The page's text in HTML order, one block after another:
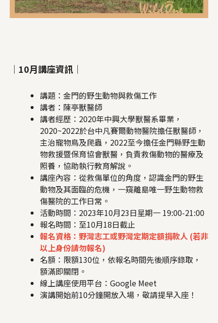
｜10月講座資訊｜
講題：金門的野生動物與救傷工作
講者：陳亭獸醫師
講者經歷：2020年中興大學獸醫系畢業，
2020~2022於台中凡賽爾動物醫院擔任獸醫師，
主治寵物鳥及爬蟲，2022至今擔任金門縣野生動
物救援暨保育協會獸醫，負責救傷動物的醫療及
照養，協助執行教育解說。
講座內容：從救傷單位的角度，認識金門的野生
動物及其面臨的危機，一窺離島唯一野生動物救
傷醫院的工作日常。
活動時間：2023年10月23日星期一 19:00-21:00
報名時間：至10月18日截止
報名資格：野灣志工或野灣定期定額捐款人 (若非
以上身份請勿報名)
名額：限額130位，依報名時間先後順序錄取，
額滿即關閉。
線上講座使用平台：Google Meet
演講開始前10分鐘開放入場，敬請提早入座！